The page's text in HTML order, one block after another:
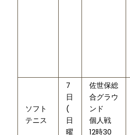
ソフト
テニス
7
日
(
日
曜
佐世保総
合グラウ
ンド
個人戦
12時30